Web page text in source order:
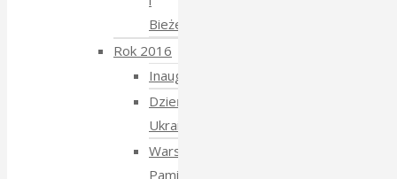
Bieżeństwo
Rok 2016
Inauguracja
Dzień
Ukraiński
Warsztaty:
Pamiętajmy